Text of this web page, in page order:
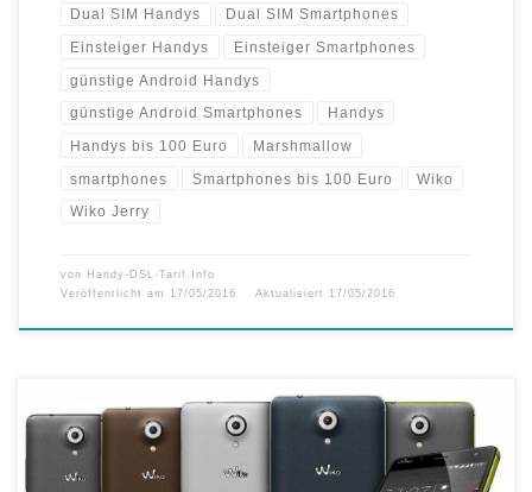
Dual SIM Handys Dual SIM Smartphones
Einsteiger Handys Einsteiger Smartphones
günstige Android Handys
günstige Android Smartphones Handys
Handys bis 100 Euro Marshmallow
smartphones Smartphones bis 100 Euro Wiko
Wiko Jerry
von Handy-DSL-Tarif.Info
Veröffentlicht am
17/05/2016 Aktualisiert 17/05/2016
MWC 2016: Wiko stellt das U Feel und U Feel Lite mit Fingerprint-